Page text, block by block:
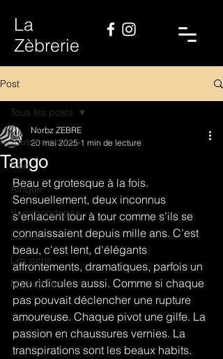
La
Zèbrerie
Post
Tous les posts
Asie
Afrique
Vagabondages
La mer
Les gens
Motocyclettes
Tous les posts
Tango
Norbz ZEBRE
20 mai 2025 1 min de lecture
Beau et grotesque à la fois.
Sensuellement, deux inconnus
s’enlacent tour à tour comme s’ils se
connaissaient depuis mille ans. C’est
beau, c'est lent, d'élégants
affrontements, dramatiques, parfois un
peu ridicules aussi. Comme si chaque
pas pouvait déclencher une rupture
amoureuse. Chaque pivot une gilfe. La
passion en chaussures vernies. La
transpirations sont les beaux habits.